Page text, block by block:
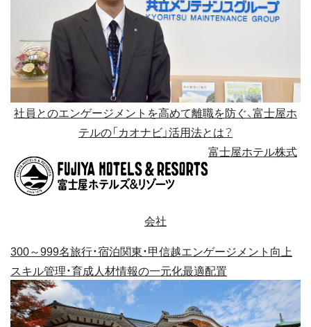
社員とのエンゲージメントを高めて離職を防ぐ、富士屋ホ
テルの「カオナビ」活用法とは？
富士屋ホテル株式
会社
300～999名旅行・宿泊関東・甲信越エンゲージメント向上
スキル管理・育成人材情報の一元化最適配置